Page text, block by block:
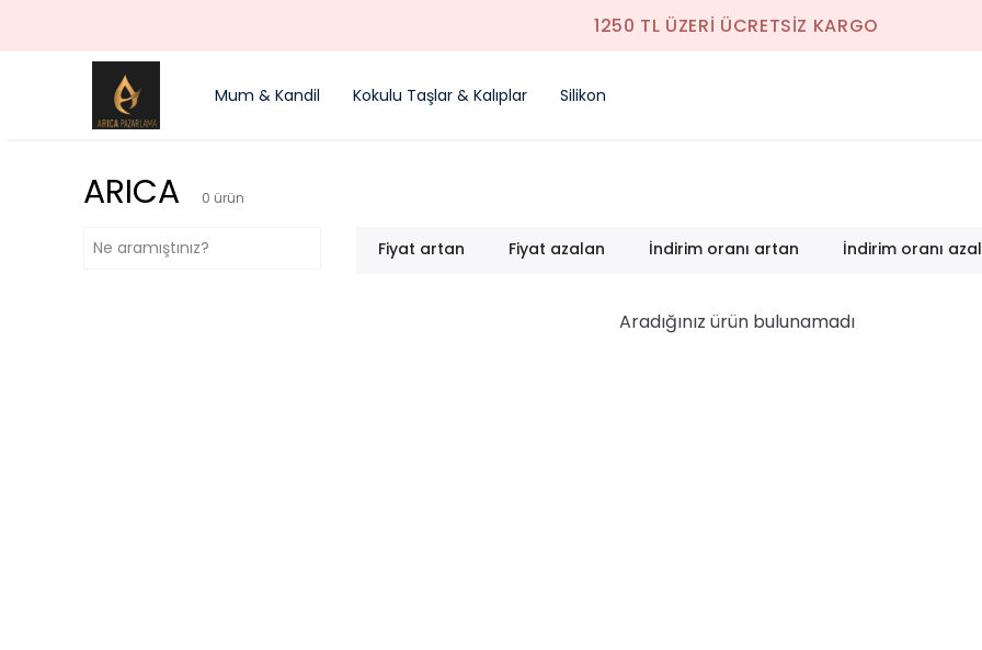
1250 TL ÜZERI ÜCRETSIZ KARGO
Mum & Kandil Kokulu Taşlar & Kalıplar Silikon
ARICA 0 ürün
Fiyat artan Fiyat azalan İndirim oranı artan İndirim oranı
Aradığınız ürün bulunamadı